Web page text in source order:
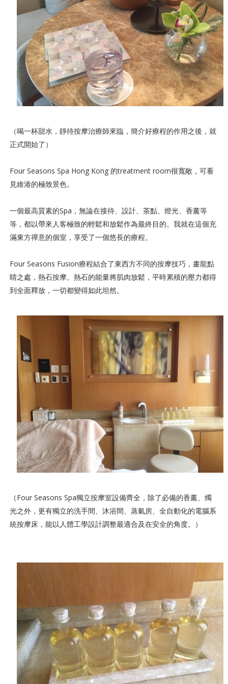
（喝一杯甜水，靜待按摩治療師來臨，簡介好療程的作用之後，就
正式開始了）
Four Seasons Spa Hong Kong 的treatment room很寬敞，可看
見維港的極致景色。
一個最高質素的Spa，無論在接待、設計、茶點、燈光、香薰等
等，都以帶來人客極致的輕鬆和放鬆作為最終目的。我就在這個充
滿東方禪意的個室，享受了一個悠長的療程。
Four Seasons Fusion療程結合了東西方不同的按摩技巧，畫龍點
睛之處，熱石按摩。熱石的能量將肌肉放鬆，平時累積的壓力都得
到全面釋放，一切都變得如此坦然。
（Four Seasons Spa獨立按摩室設備齊全，除了必備的香薰、燭
光之外，更有獨立的洗手間、沐浴間、蒸氣房、全自動化的電腦系
統按摩床，能以人體工學設計調整最適合及在安全的角度。）